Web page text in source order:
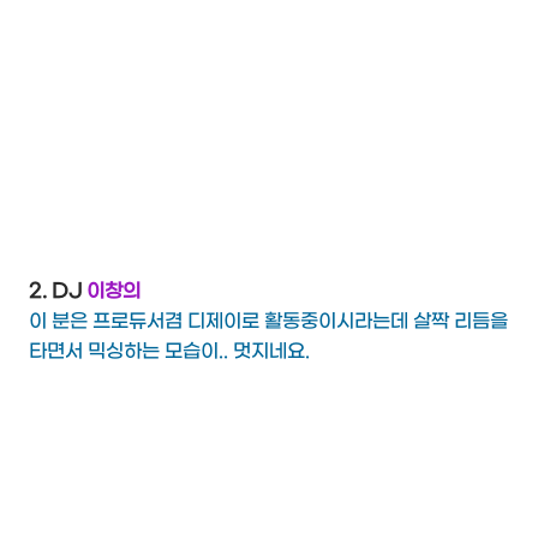
2. DJ 이창의
이 분은 프로듀서겸 디제이로 활동중이시라는데 살짝 리듬을
타면서 믹싱하는 모습이.. 멋지네요.